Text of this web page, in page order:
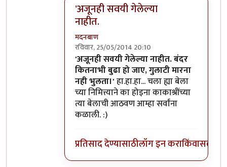
'अजूनही सवयी गेलेल्या
नाहीत.
मदनबाण
रविवार, 25/05/2014 20:10
In reply toबंदर कहीं का।byप्रभाकर पेठकर
'अजूनही सवयी गेलेल्या नाहीत. बंदर
कितनाभी बुढा हो जाए, गुलाटी मारना
नही भुलता।'हा.हा.हा... चला ह्या बेला
च्या निमित्त्याने का होइना काकाश्रींच्या
त्या बेलाची आठवण आम्हा सर्वांना
कळाली. :)
प्रतिसाद देण्यासाठीलॉग इन कराकिंवासदस्य